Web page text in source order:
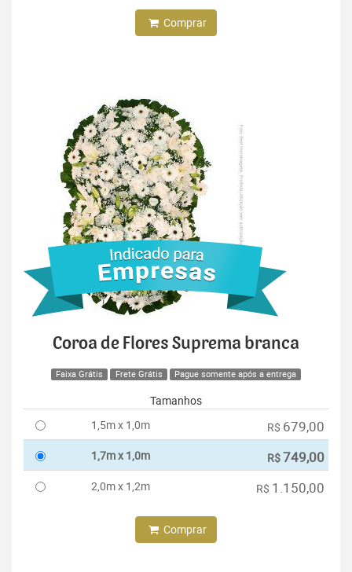
Comprar
Coroa de Flores Suprema branca
Faixa Grátis Frete Grátis Pague somente após a entrega
Tamanhos
1,5m x 1,0m
R$ 679,00
1,7m x 1,0m R$749,00
2,0m x 1,2m R$ 1.150,00
Comprar